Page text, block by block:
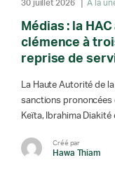
30 juillet 2026 A la
Médias : la
clémence à
reprise de
La Haute Autorité de
sanctions prononcées
Keïta, Ibrahima Diakité
Créé par
Hawa Thiam